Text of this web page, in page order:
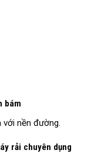
bám
với nền đường.
rải chuyên dụng